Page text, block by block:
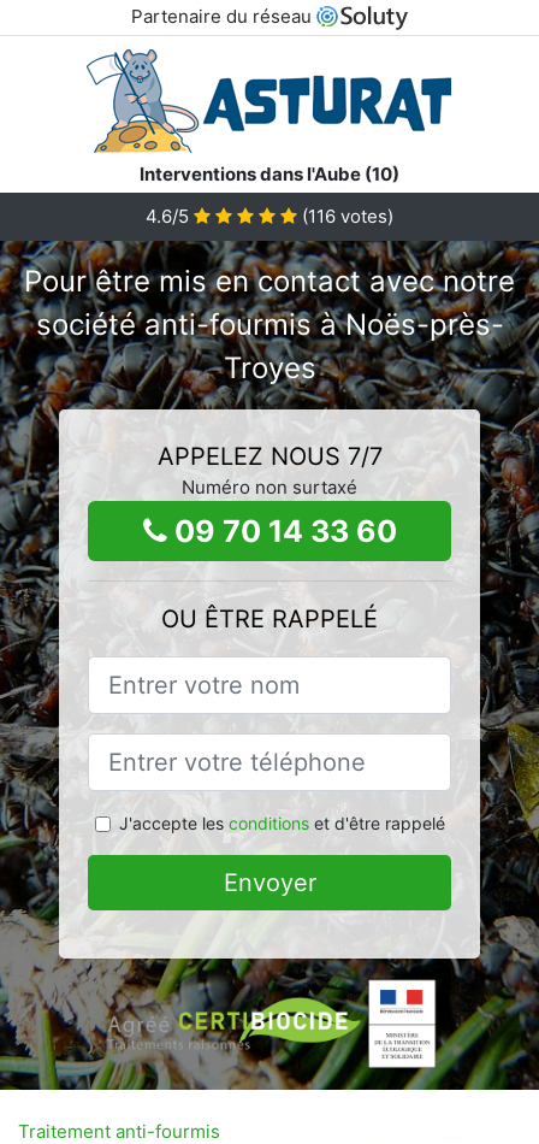
Partenaire du réseau
Interventions dans l'Aube (10)
4.6/5
(116 votes)
Pour être mis en contact avec notre
société anti-fourmis à Noës-près-
Troyes
APPELEZ NOUS 7/7
Numéro non surtaxé
09 70 14 33 60
OU ÊTRE RAPPELÉ
J'accepte les conditionset d'être rappelé
Envoyer
Traitement anti-fourmis